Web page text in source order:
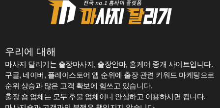
우리에 대해
마사지 달리기는 출장마사지, 출장안마, 홈케어 중개 사이트입니다.
구글, 네이버, 플레이스토어 앱 순위에 출장 관련 키워드 마케팅으로
순위 상승과 많은 고객 확보에 힘쓰고 있습니다.
출장 숍 업체는 모두 후불 업체이니 안심하고 이용하시면 됩니다.